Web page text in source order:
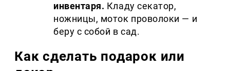
инвентаря. Кладу секатор,
ножницы, моток проволоки — и
беру с собой в сад.
Как сделать подарок или